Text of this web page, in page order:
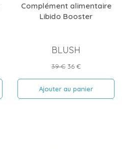
Complément alimentaire
Libido Booster
BLUSH
Prix
base
39 € Prix
36 €
Ajouter au panier